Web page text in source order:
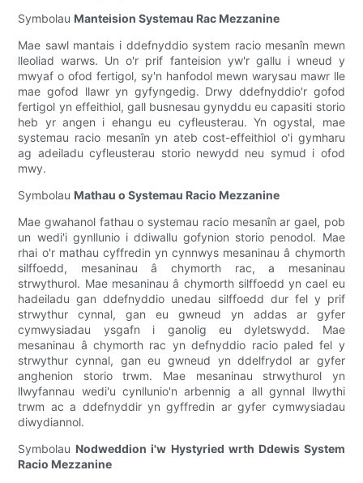
Symbolau Manteision Systemau Rac Mezzanine
Mae sawl mantais i ddefnyddio system racio mesanîn mewn
lleoliad warws. Un o'r prif fanteision yw'r gallu i wneud y
mwyaf o ofod fertigol, sy'n hanfodol mewn warysau mawr lle
mae gofod llawr yn gyfyngedig. Drwy ddefnyddio'r gofod
fertigol yn effeithiol, gall busnesau gynyddu eu capasiti storio
heb yr angen i ehangu eu cyfleusterau. Yn ogystal, mae
systemau racio mesanîn yn ateb cost-effeithiol o'i gymharu
ag adeiladu cyfleusterau storio newydd neu symud i ofod
mwy.
Symbolau Mathau o Systemau Racio Mezzanine
Mae gwahanol fathau o systemau racio mesanîn ar gael, pob
un wedi'i gynllunio i ddiwallu gofynion storio penodol. Mae
rhai o'r mathau cyffredin yn cynnwys mesaninau â chymorth
silffoedd, mesaninau â chymorth rac, a mesaninau
strwythurol. Mae mesaninau â chymorth silffoedd yn cael eu
hadeiladu gan ddefnyddio unedau silffoedd dur fel y prif
strwythur cynnal, gan eu gwneud yn addas ar gyfer
cymwysiadau ysgafn i ganolig eu dyletswydd. Mae
mesaninau â chymorth rac yn defnyddio racio paled fel y
strwythur cynnal, gan eu gwneud yn ddelfrydol ar gyfer
anghenion storio trwm. Mae mesaninau strwythurol yn
llwyfannau wedi'u cynllunio'n arbennig a all gynnal llwythi
trwm ac a ddefnyddir yn gyffredin ar gyfer cymwysiadau
diwydiannol.
Symbolau Nodweddion i'w Hystyried wrth Ddewis System
Racio Mezzanine